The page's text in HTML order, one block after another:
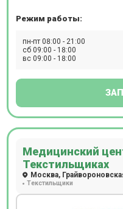
Режим работы:
пн-пт 08:00 - 21:00
сб 09:00 - 18:00
вс 09:00 - 18:00
Медицинский
Текстильщиках
Москва,
Текстильщики